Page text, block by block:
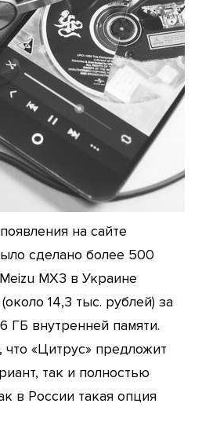
на сайте
сделано более 500
MX3 в Украине
14,3 тыс. рублей) за
ГБ внутренней памяти.
что «Цитрус» предложит
так и полностью
в России такая опция